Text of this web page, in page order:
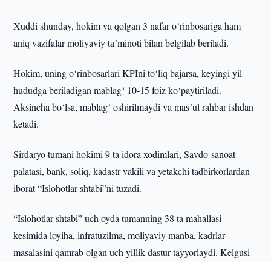
Xuddi shunday, hokim va qolgan 3 nafar o‘rinbosariga ham
aniq vazifalar moliyaviy taʼminoti bilan belgilab beriladi.
Hokim, uning o‘rinbosarlari KPIni to‘liq bajarsa, keyingi yil
hududga beriladigan mablag‘ 10-15 foiz ko‘paytiriladi.
Aksincha bo‘lsa, mablag‘ oshirilmaydi va masʼul rahbar ishdan
ketadi.
Sirdaryo tumani hokimi 9 ta idora xodimlari, Savdo-sanoat
palatasi, bank, soliq, kadastr vakili va yetakchi tadbirkorlardan
iborat “Islohotlar shtabi”ni tuzadi.
“Islohotlar shtabi” uch oyda tumanning 38 ta mahallasi
kesimida loyiha, infratuzilma, moliyaviy manba, kadrlar
masalasini qamrab olgan uch yillik dastur tayyorlaydi. Kelgusi